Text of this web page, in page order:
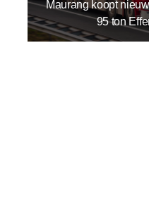
Maurang koopt
95 ton